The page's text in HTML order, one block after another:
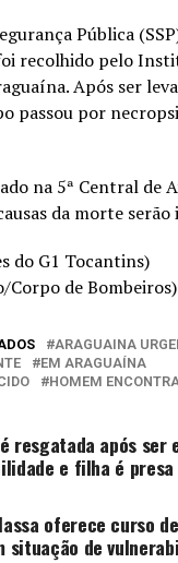
Pública
recolhido pelo
Após ser
passou por
na 5ª Central de
da morte serão
do G1 Tocantins)
Corpo de Bombeiros)
ARAGUAINA
EM ARAGUAÍNA
HOMEM
resgatada após ser
e filha é
oferece curso
situação de